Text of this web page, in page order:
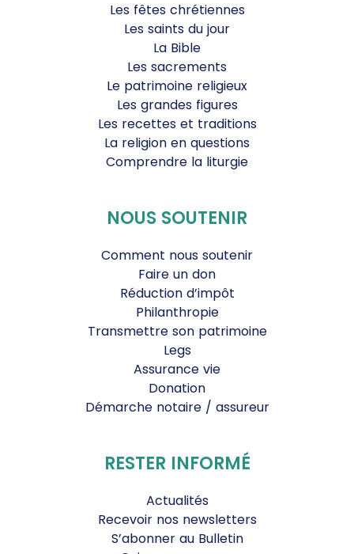
Les fêtes chrétiennes
Les saints du jour
La Bible
Les sacrements
Le patrimoine religieux
Les grandes figures
Les recettes et traditions
La religion en questions
Comprendre la liturgie
NOUS SOUTENIR
Comment nous soutenir
Faire un don
Réduction d’impôt
Philanthropie
Transmettre son patrimoine
Legs
Assurance vie
Donation
Démarche notaire / assureur
RESTER INFORMÉ
Actualités
Recevoir nos newsletters
S’abonner au Bulletin